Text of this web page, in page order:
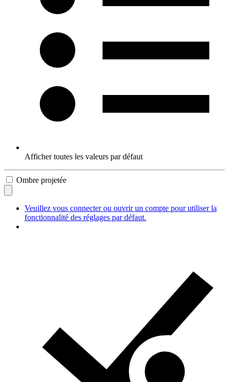
Afficher toutes les valeurs par défaut
Ombre projetée
Veuillez vous connecter ou ouvrir un compte pour utiliser la
fonctionnalité des réglages par défaut.